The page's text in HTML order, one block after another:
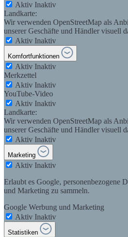
Aktiv Inaktiv
Landkarte:
Wir verwenden OpenStreetMap als
unserer Geschäfte und Händler visuell
Aktiv Inaktiv
Komfortfunktionen
Aktiv Inaktiv
Merkzettel
Aktiv Inaktiv
YouTube-Video
Aktiv Inaktiv
Landkarte:
Wir verwenden OpenStreetMap als
unserer Geschäfte und Händler visuell
Aktiv Inaktiv
Marketing
Aktiv Inaktiv
Erlaubt es Google, personenbezogene
und Marketing zu sammeln.
Google Werbung und Marketing
Aktiv Inaktiv
Statistiken